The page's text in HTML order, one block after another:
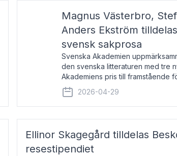
Magnus Västerbro,
Anders Ekström
svensk sakprosa
Svenska Akademien
den svenska litteraturen med tre
Akademiens pris till framstående
sakprosa som i år går till Magnus
Akademiens pris
2026-04-29
Ellinor Skagegård tilldelas
resestipendiet